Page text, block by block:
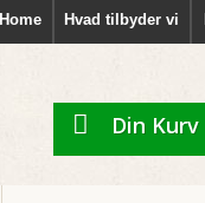
Hvad tilbyder vi
Home
Din Kurv